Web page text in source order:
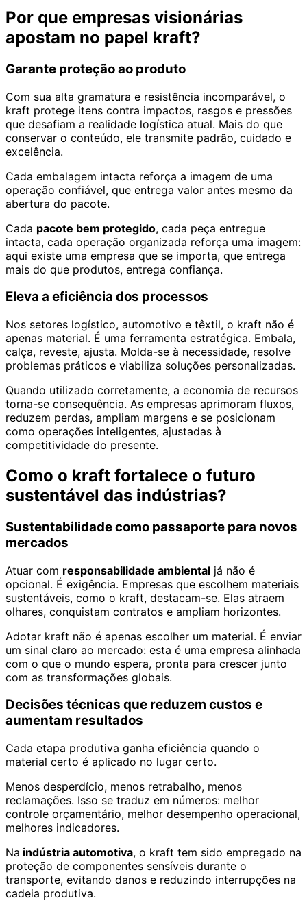
Por que empresas visionárias
apostam no papel kraft?
Garante proteção ao produto
Com sua alta gramatura e resistência incomparável, o
kraft protege itens contra impactos, rasgos e pressões
que desafiam a realidade logística atual. Mais do que
conservar o conteúdo, ele transmite padrão, cuidado e
excelência.
Cada embalagem intacta reforça a imagem de uma
operação confiável, que entrega valor antes mesmo da
abertura do pacote.
Cada pacote bem protegido, cada peça entregue
intacta, cada operação organizada reforça uma imagem:
aqui existe uma empresa que se importa, que entrega
mais do que produtos, entrega confiança.
Eleva a eficiência dos processos
Nos setores logístico, automotivo e têxtil, o kraft não é
apenas material. É uma ferramenta estratégica. Embala,
calça, reveste, ajusta. Molda-se à necessidade, resolve
problemas práticos e viabiliza soluções personalizadas.
Quando utilizado corretamente, a economia de recursos
torna-se consequência. As empresas aprimoram fluxos,
reduzem perdas, ampliam margens e se posicionam
como operações inteligentes, ajustadas à
competitividade do presente.
Como o kraft fortalece o futuro
sustentável das indústrias?
Sustentabilidade como passaporte para novos
mercados
Atuar com responsabilidade ambiental já não é
opcional. É exigência. Empresas que escolhem materiais
sustentáveis, como o kraft, destacam-se. Elas atraem
olhares, conquistam contratos e ampliam horizontes.
Adotar kraft não é apenas escolher um material. É enviar
um sinal claro ao mercado: esta é uma empresa alinhada
com o que o mundo espera, pronta para crescer junto
com as transformações globais.
Decisões técnicas que reduzem custos e
aumentam resultados
Cada etapa produtiva ganha eficiência quando o
material certo é aplicado no lugar certo.
Menos desperdício, menos retrabalho, menos
reclamações. Isso se traduz em números: melhor
controle orçamentário, melhor desempenho operacional,
melhores indicadores.
Na indústria automotiva, o kraft tem sido empregado na
proteção de componentes sensíveis durante o
transporte, evitando danos e reduzindo interrupções na
cadeia produtiva.